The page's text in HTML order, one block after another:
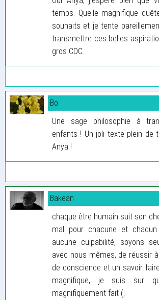
temps. Quelle magnifique
souhaits et je tente
transmettre ces belles
gros CDC.
Bo
Une sage philosophie à
enfants ! Un joli texte plein de
Anya !
Bakean
chaque être humain suit son
mal pour chacune et
aucune culpabilité, soyons
avec nous mêmes, de réussir
de conscience et un savoir
magnifique, je suis sur
magnifiquement fait (;